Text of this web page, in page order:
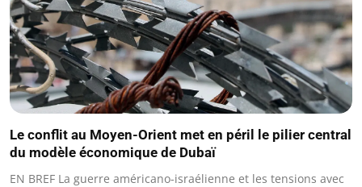
Le conflit au Moyen-Orient met en péril le pilier central
du modèle économique de Dubaï
EN BREF La guerre américano-israélienne et les tensions avec